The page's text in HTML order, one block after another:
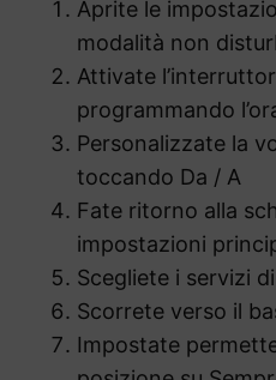
Aprite le
modalità non
Attivate
programmando
Personalizzate la
toccando Da / A
Fate ritorno alla
impostazioni
Scegliete i servizi
Scorrete verso il
Impostate